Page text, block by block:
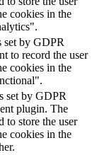
cookies in the
set by GDPR
to record the user
cookies in the
set by GDPR
plugin. The
to store the user
cookies in the